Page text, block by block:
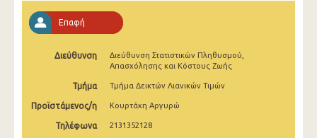
Οκτωβρίου 2025
Σεπτεμβρίου 2025
Αυγούστου 2025
Ιουλίου 2025
Επαφή
Διεύθυνση
Διεύθυνση Στατιστικών Πληθυσμού,
Απασχόλησης και Κόστους Ζωής
Τμήμα Τμήμα Δεικτών Λιανικών Τιμών
Προϊστάμενος/η Κουρτάκη Αργυρώ
Τηλέφωνα 2131352128